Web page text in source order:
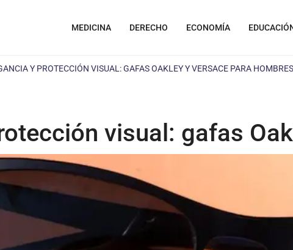
MEDICINA DERECHO ECONOMÍA
Y PROTECCIÓN VISUAL: GAFAS OAKLEY Y VERSACE PARA HOMBRES
visual: gafas